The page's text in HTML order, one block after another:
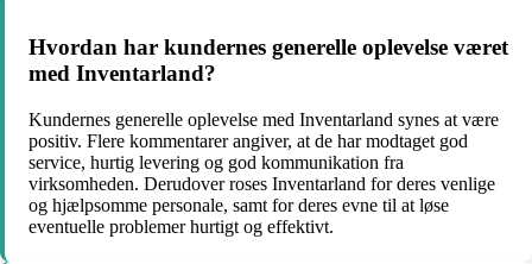
Hvordan har kundernes generelle oplevelse været
med Inventarland?
Kundernes generelle oplevelse med Inventarland synes at være
positiv. Flere kommentarer angiver, at de har modtaget god
service, hurtig levering og god kommunikation fra
virksomheden. Derudover roses Inventarland for deres venlige
og hjælpsomme personale, samt for deres evne til at løse
eventuelle problemer hurtigt og effektivt.